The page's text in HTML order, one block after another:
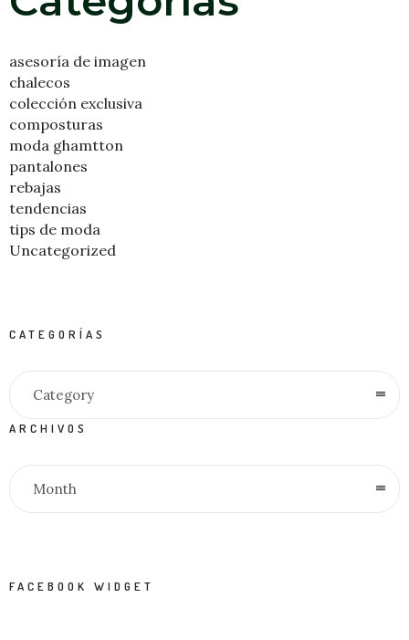
asesoría de imagen
chalecos
colección exclusiva
composturas
moda ghamtton
pantalones
rebajas
tendencias
tips de moda
Uncategorized
CATEGORÍAS
Category
ARCHIVOS
Month
FACEBOOK WIDGET